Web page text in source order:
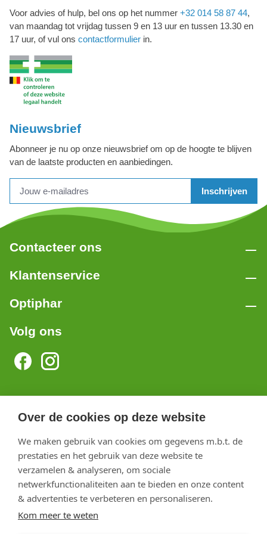
Over de cookies op deze website
We maken gebruik van cookies om gegevens m.b.t. de
prestaties en het gebruik van deze website te
verzamelen & analyseren, om sociale
netwerkfunctionaliteiten aan te bieden en onze content
& advertenties te verbeteren en personaliseren.
Kom meer te weten
Voor advies of hulp, bel ons op het nummer +32 014 58 87 44,
van maandag tot vrijdag tussen 9 en 13 uur en tussen 13.30 en
17 uur, of vul ons contactformulier in.
Nieuwsbrief
Abonneer je nu op onze nieuwsbrief om op de hoogte te blijven
van de laatste producten en aanbiedingen.
Inschrijven
Contacteer ons
Klantenservice
Optiphar
Volg ons
Optiphar Meerhout
Optiphar Geel - Dr. van de Perrestraat
Optiphar Geel - Antwerpseweg
Optiphar Turnhout
Optiphar Mol